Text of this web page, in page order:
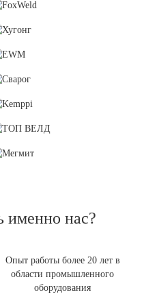
именно нас?
Опыт работы более 20 лет в
области промышленного
оборудования